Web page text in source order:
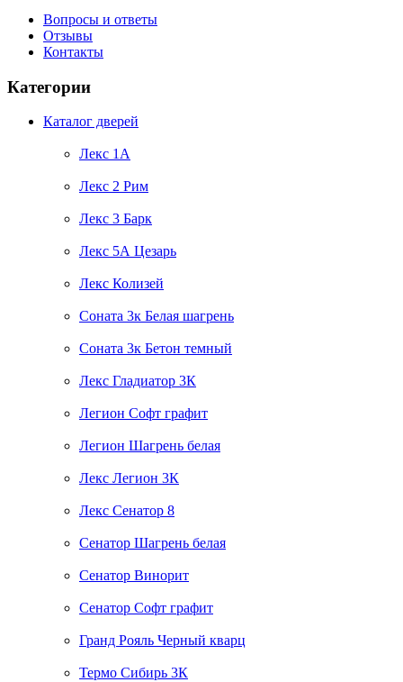
Вопросы и ответы
Отзывы
Контакты
Категории
Каталог дверей
Лекс 1А
Лекс 2 Рим
Лекс 3 Барк
Лекс 5А Цезарь
Лекс Колизей
Соната 3к Белая шагрень
Соната 3к Бетон темный
Лекс Гладиатор 3К
Легион Софт графит
Легион Шагрень белая
Лекс Легион 3К
Лекс Сенатор 8
Сенатор Шагрень белая
Сенатор Винорит
Сенатор Софт графит
Гранд Рояль Черный кварц
Термо Сибирь 3К